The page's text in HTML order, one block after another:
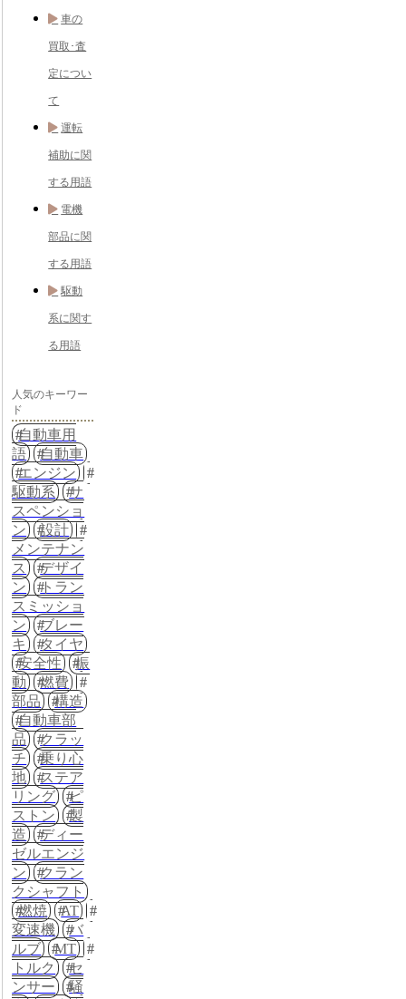
車の
買取･査
定につい
て
運転
補助に関
する用語
電機
部品に関
する用語
駆動
系に関す
る用語
人気のキーワー
ド
自動車用
語
自動車
エンジン
駆動系
サ
スペンショ
ン
設計
メンテナン
ス
デザイ
ン
トラン
スミッショ
ン
ブレー
キ
タイヤ
安全性
振
動
燃費
部品
構造
自動車部
品
クラッ
チ
乗り心
地
ステア
リング
ピ
ストン
製
造
ディー
ゼルエンジ
ン
クラン
クシャフト
燃焼
AT
変速機
バ
ルブ
MT
トルク
セ
ンサー
騒